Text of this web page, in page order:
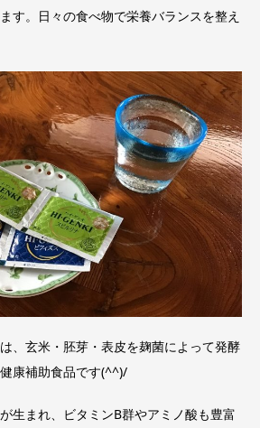
す。日々の食べ物で栄養バランスを整え
は、玄米・胚芽・表皮を麹菌によって発酵
康補助食品です(^^)/
生まれ、ビタミンB群やアミノ酸も豊富